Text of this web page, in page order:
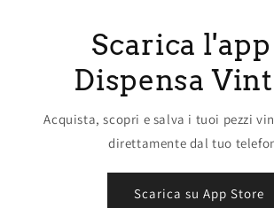
Scarica
Dispensa
Acquista, scopri e salva i tuoi pezzi
direttamente dal tuo
Scarica su App Store